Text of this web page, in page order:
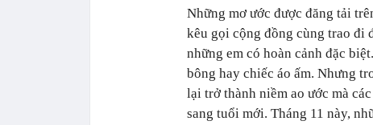
Những mơ ước được đăng tải
kêu gọi cộng đồng cùng trao đi
những em có hoàn cảnh đặc
bông hay chiếc áo ấm. Nhưng
lại trở thành niềm ao ước mà
sang tuổi mới. Tháng 11 này,